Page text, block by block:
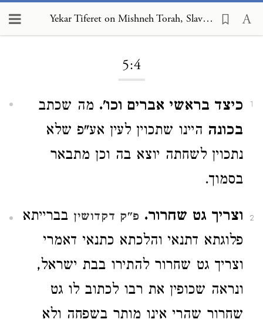
Yekar Tiferet on Mishneh Torah, Slaves 5:4
5:4
1 כיצד בראשי אברים וכו'. מה שכתב
בכונה היינו שתכוין לעין אע"פ שלא
נתכוין לשחתה יוצא בה וכן מתבאר
בסמוך.
2 וצריך גט שחרור. פ"ק דקדושין בברייתא
פלוגתא דתנאי והלכתא כתנאי דאמרי
וצריך גט שחרור להתירו בבת ישראל,
ונראה שכופין את רבו לכתוב לו גט
שחרור שהרי אינו מותר בשפחה ולא